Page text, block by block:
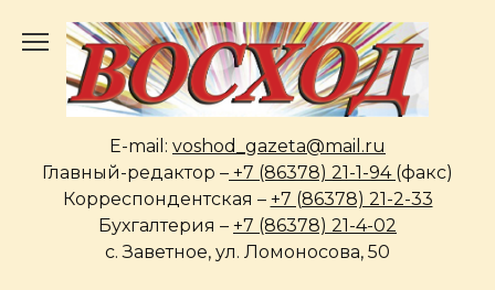
содержанию
E-mail: voshod_gazeta@mail.ru
Главный-редактор – +7 (86378) 21-1-94 (факс)
Корреспондентская – +7 (86378) 21-2-33
Бухгалтерия – +7 (86378) 21-4-02
с. Заветное, ул. Ломоносова, 50